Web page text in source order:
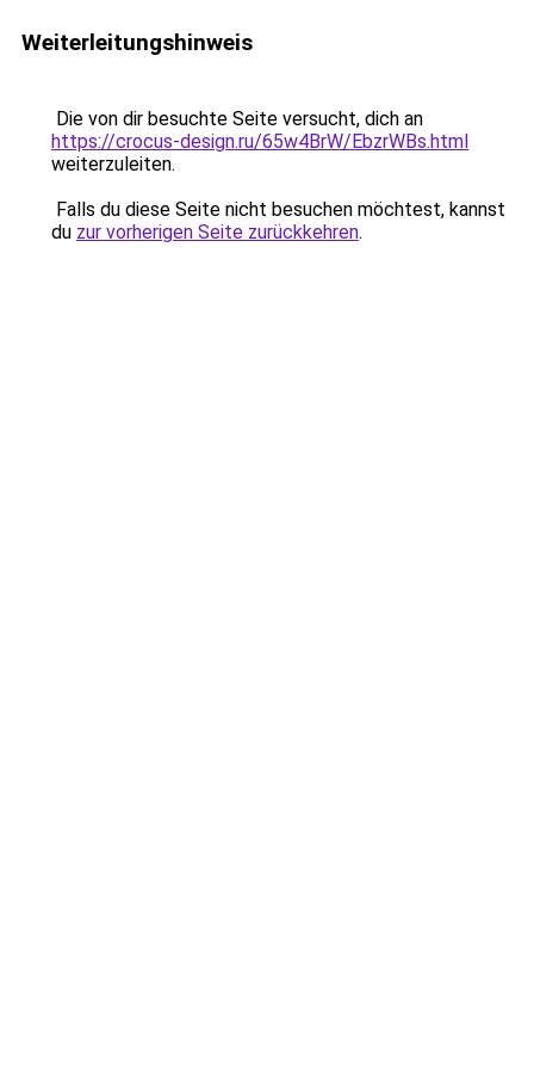
Weiterleitungshinweis
Die von dir besuchte Seite versucht, dich an
https://crocus-design.ru/65w4BrW/EbzrWBs.html
weiterzuleiten.
Falls du diese Seite nicht besuchen möchtest, kannst
du zur vorherigen Seite zurückkehren.